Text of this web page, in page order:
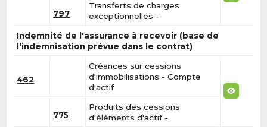
797
Transferts de charges
exceptionnelles -
Indemnité de l'assurance à recevoir (base de
l'indemnisation prévue dans le contrat)
462
Créances sur cessions
d'immobilisations - Compte
d'actif
775
Produits des cessions
d'éléments d'actif -